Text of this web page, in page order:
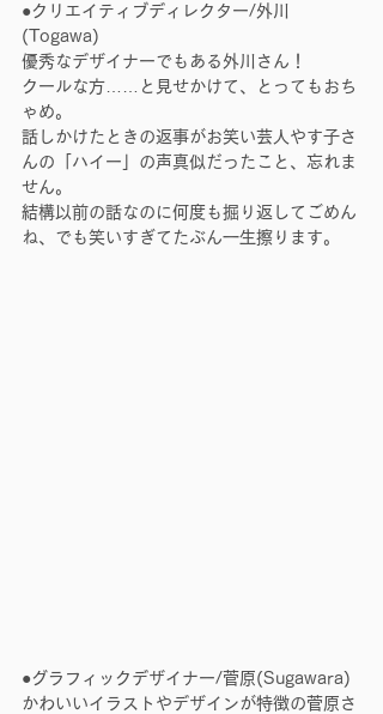
●クリエイティブディレクター/外川
(Togawa)
優秀なデザイナーでもある外川さん！
クールな方……と見せかけて、とってもおち
ゃめ。
話しかけたときの返事がお笑い芸人やす子さ
んの「ハイー」の声真似だったこと、忘れま
せん。
結構以前の話なのに何度も掘り返してごめん
ね、でも笑いすぎてたぶん一生擦ります。
●グラフィックデザイナー/菅原(Sugawara)
かわいいイラストやデザインが特徴の菅原さ